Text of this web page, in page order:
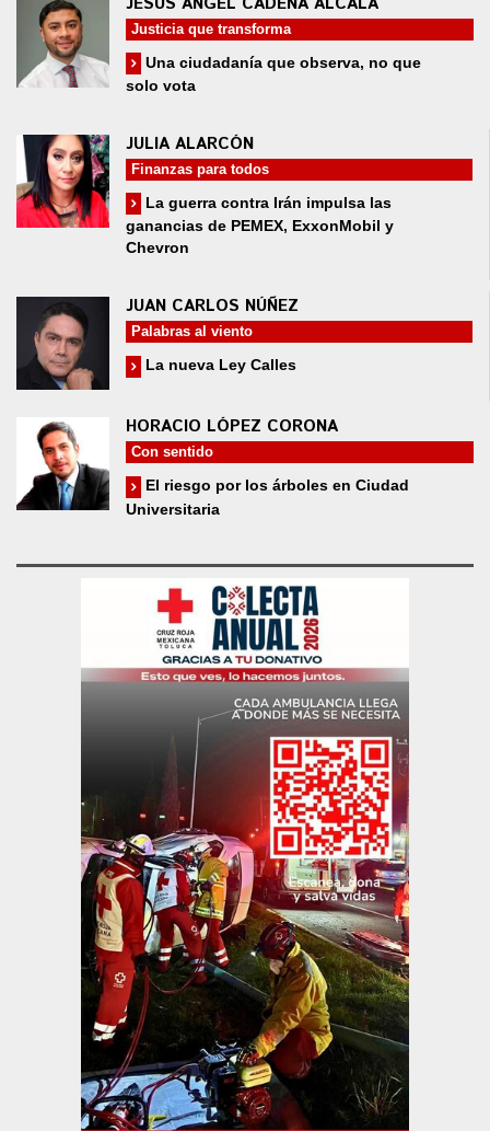
Justicia que transforma
Una ciudadanía que observa, no que
solo vota
JULIA ALARCÓN
Finanzas para todos
La guerra contra Irán impulsa las
ganancias de PEMEX, ExxonMobil y
Chevron
JUAN CARLOS NÚÑEZ
Palabras al viento
La nueva Ley Calles
HORACIO LÓPEZ CORONA
Con sentido
El riesgo por los árboles en Ciudad
Universitaria